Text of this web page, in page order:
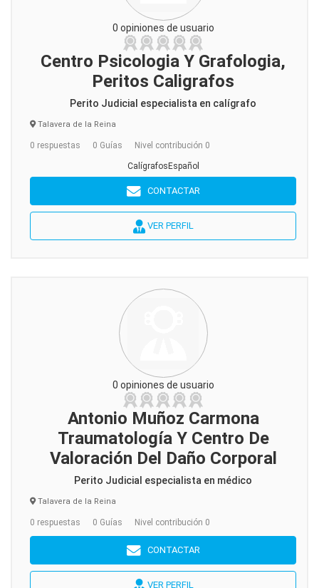
0 opiniones de usuario
Centro Psicologia Y Grafologia,
Peritos Caligrafos
Perito Judicial especialista en calígrafo
Talavera de la Reina
0 respuestas 0 Guías Nivel contribución 0
CalígrafosEspañol
CONTACTAR
VER PERFIL
0 opiniones de usuario
Antonio Muñoz Carmona
Traumatología Y Centro De
Valoración Del Daño Corporal
Perito Judicial especialista en médico
Talavera de la Reina
0 respuestas 0 Guías Nivel contribución 0
CONTACTAR
VER PERFIL